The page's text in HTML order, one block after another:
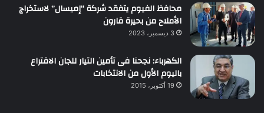
محافظ الفيوم يتفقد شركة “إميسال” لاستخراج
الأملاح من بحيرة قارون
3 ديسمبر، 2023
الكهرباء: نجحنا فى تأمين التيار للجان الاقتراع
باليوم الأول من الانتخابات
19 أكتوبر، 2015